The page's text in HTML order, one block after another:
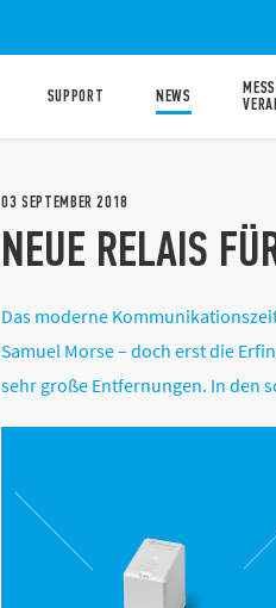
SUPPORT NEWS
03 SEPTEMBER 2018
NEUE RELAIS
Das moderne
Samuel Morse – doch erst die
sehr große Entfernungen. In den